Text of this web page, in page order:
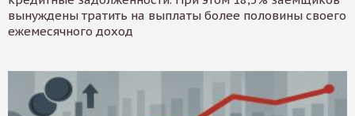
вынуждены тратить на выплаты более половины своего
ежемесячного доход